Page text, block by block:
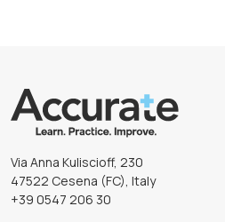
Via Anna Kuliscioff, 230
47522 Cesena (FC), Italy
+39 0547 206 30